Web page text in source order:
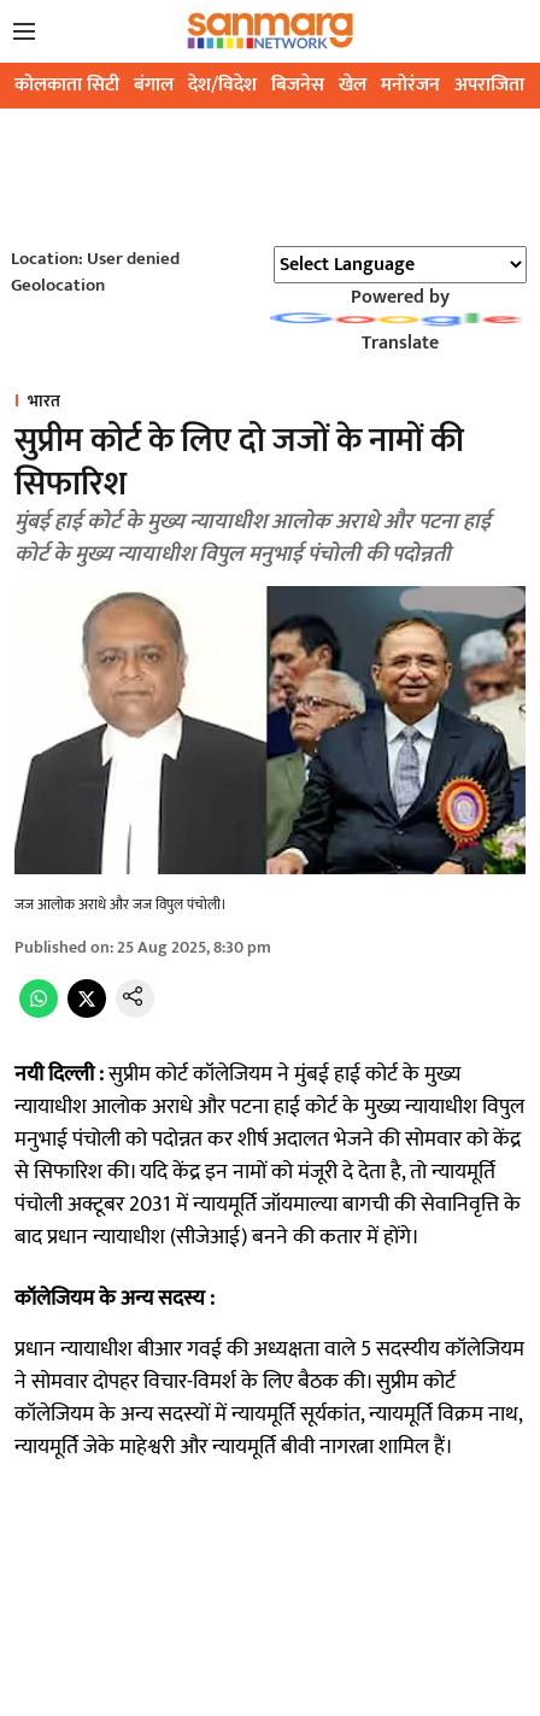
कोलकाता सिटी बंगाल देश/विदेश बिजनेस खेल मनोरंजन अपराजिता
Location: User denied
Geolocation
Powered by
Translate
भारत
सुप्रीम कोर्ट के लिए दो जजों के नामों की
सिफारिश
मुंबई हाई कोर्ट के मुख्य न्यायाधीश आलोक अराधे और पटना हाई
कोर्ट के मुख्य न्यायाधीश विपुल मनुभाई पंचोली की पदोन्नती
जज आलोक अराधे और जज विपुल पंचोली।
Published on:25 Aug 2025, 8:30 pm
नयी दिल्ली :सुप्रीम कोर्ट कॉलेजियम ने मुंबई हाई कोर्ट के मुख्य
न्यायाधीश आलोक अराधे और पटना हाई कोर्ट के मुख्य न्यायाधीश विपुल
मनुभाई पंचोली को पदोन्नत कर शीर्ष अदालत भेजने की सोमवार को केंद्र
से सिफारिश की। यदि केंद्र इन नामों को मंजूरी दे देता है, तो न्यायमूर्ति
पंचोली अक्टूबर 2031 में न्यायमूर्ति जॉयमाल्या बागची की सेवानिवृत्ति के
बाद प्रधान न्यायाधीश (सीजेआई) बनने की कतार में होंगे।
कॉलेजियम के अन्य सदस्य :
प्रधान न्यायाधीश बीआर गवई की अध्यक्षता वाले 5 सदस्यीय कॉलेजियम
ने सोमवार दोपहर विचार-विमर्श के लिए बैठक की। सुप्रीम कोर्ट
कॉलेजियम के अन्य सदस्यों में न्यायमूर्ति सूर्यकांत, न्यायमूर्ति विक्रम नाथ,
न्यायमूर्ति जेके माहेश्वरी और न्यायमूर्ति बीवी नागरत्ना शामिल हैं।